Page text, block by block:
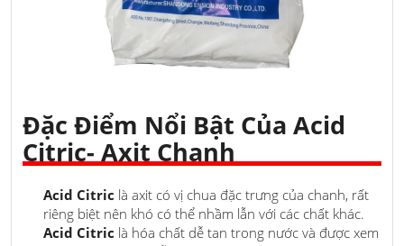
Đặc Điểm Nổi Bật Của Acid
Citric- Axit Chanh
Acid Citric là axit có vị chua đặc trưng của chanh, rất
riêng biệt nên khó có thể nhầm lẫn với các chất khác.
Acid Citric là hóa chất dễ tan trong nước và được xem